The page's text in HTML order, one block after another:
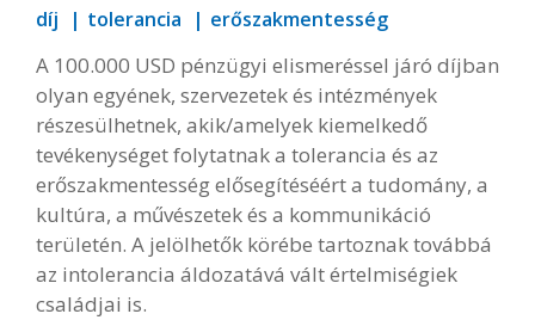
díj tolerancia erőszakmentesség
A 100.000 USD pénzügyi elismeréssel járó díjban
olyan egyének, szervezetek és intézmények
részesülhetnek, akik/amelyek kiemelkedő
tevékenységet folytatnak a tolerancia és az
erőszakmentesség elősegítéséért a tudomány, a
kultúra, a művészetek és a kommunikáció
területén. A jelölhetők körébe tartoznak továbbá
az intolerancia áldozatává vált értelmiségiek
családjai is.